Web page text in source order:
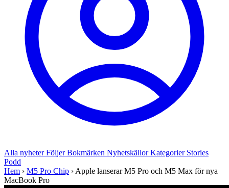
Alla nyheterFöljerBokmärken NyhetskällorKategorier Stories
Podd
Hem › M5 Pro Chip › Apple lanserar M5 Pro och M5 Max för nya
MacBook Pro